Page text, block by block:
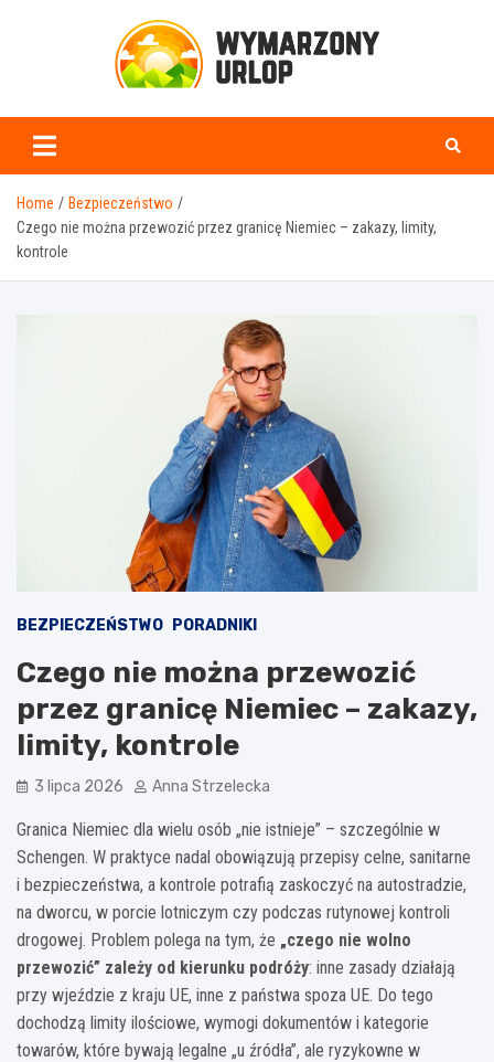
Home
Bezpieczeństwo
Czego nie można przewozić przez granicę Niemiec – zakazy, limity,
kontrole
BEZPIECZEŃSTWO PORADNIKI
Czego nie można przewozić
przez granicę Niemiec – zakazy,
limity, kontrole
3 lipca 2026 Anna Strzelecka
Granica Niemiec dla wielu osób „nie istnieje” – szczególnie w
Schengen. W praktyce nadal obowiązują przepisy celne, sanitarne
i bezpieczeństwa, a kontrole potrafią zaskoczyć na autostradzie,
na dworcu, w porcie lotniczym czy podczas rutynowej kontroli
drogowej. Problem polega na tym, że „czego nie wolno
przewozić” zależy od kierunku podróży: inne zasady działają
przy wjeździe z kraju UE, inne z państwa spoza UE. Do tego
dochodzą limity ilościowe, wymogi dokumentów i kategorie
towarów, które bywają legalne „u źródła”, ale ryzykowne w